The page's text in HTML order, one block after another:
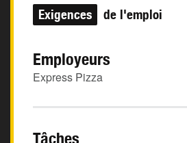
Exigences de l'emploi
Employeurs
Express Pizza
Tâches